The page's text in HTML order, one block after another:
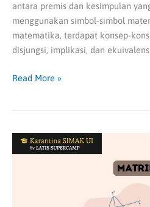
antara premis dan kesimpulan
menggunakan simbol-simbol
matematika, terdapat konsep-
disjungsi, implikasi, dan
Read More »
Pengertian
Matriks,